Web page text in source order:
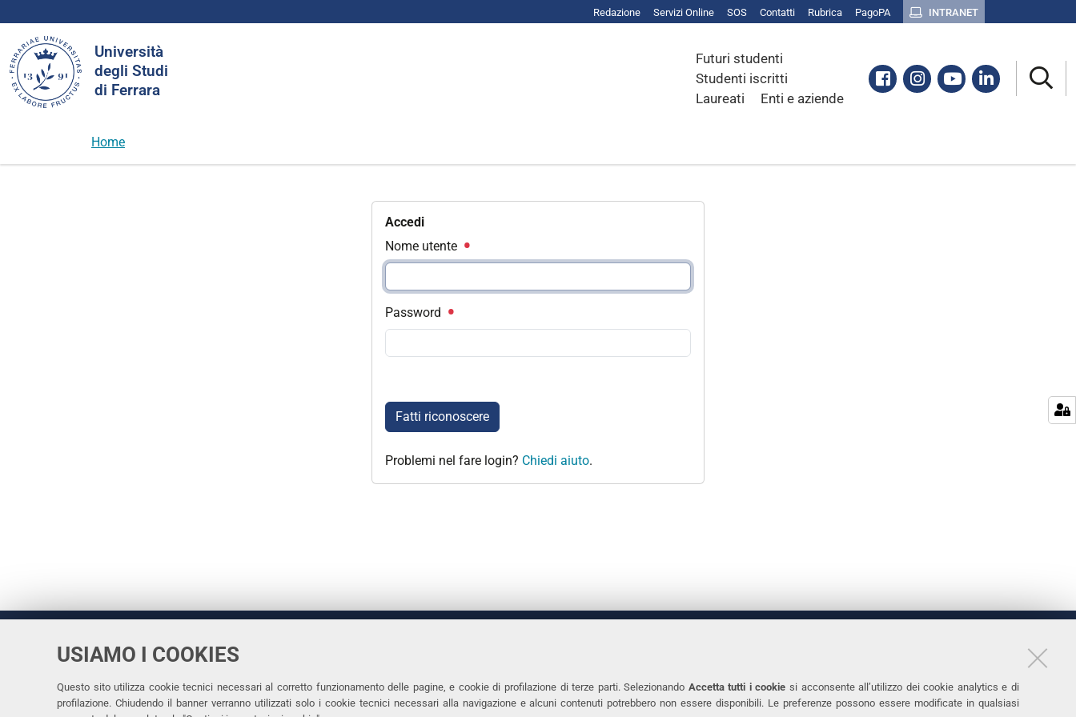
USIAMO I COOKIES
Questo sito utilizza cookie tecnici necessari al corretto funzionamento delle pagine, e cookie di profilazione di terze parti. Selezionando Accetta tutti i cookie si acconsente all’utilizzo dei cookie analytics e di
profilazione. Chiudendo il banner verranno utilizzati solo i cookie tecnici necessari alla navigazione e alcuni contenuti potrebbero non essere disponibili. Le preferenze possono essere modificate in qualsiasi
Redazione Servizi Online SOS Contatti Rubrica PagoPA INTRANET
Università
degli Studi
di Ferrara
Futuri studenti
Studenti iscritti
Laureati
Enti e aziende
Facebook
Instagram
YoutubeLinkedin
nel
sito
Home
Accedi
Nome utente
Password
Fatti riconoscere
Problemi nel fare login? Chiedi aiuto.
Università
di Ferrara
Rettrice: Prof.ssa Laura Ramaciotti
via Ludovico Ariosto, 35 - 44121 Ferrara
Tel. +39 0532 293111
Fax. +39 0532 293031
Accessibilità
Protezione dati personali